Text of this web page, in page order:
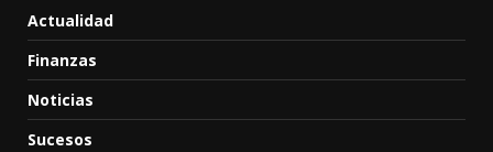
Actualidad
Finanzas
Noticias
Sucesos